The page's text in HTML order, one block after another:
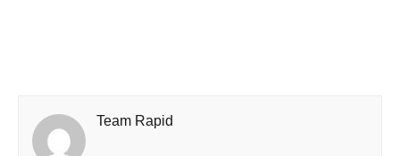
Team Rapid